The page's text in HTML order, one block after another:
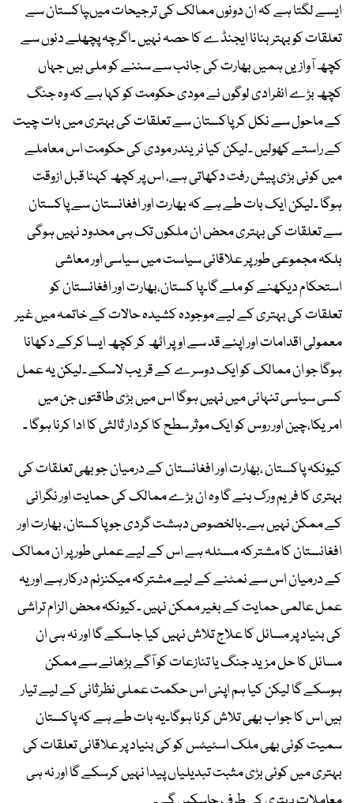
ایسے لگتا ہے کہ ان دونوں ممالک کی ترجیحات میںپاکستان سے
تعلقات کو بہتر بنانا ایجنڈے کا حصہ نہیں ۔اگرچہ پچھلے دنوں سے
کچھ آوازیں ہمیں بھارت کی جانب سے سننے کو ملی ہیں جہاں
کچھ بڑے انفرادی لوگوں نے مودی حکومت کو کہا ہے کہ وہ جنگ
کے ماحول سے نکل کر پاکستان سے تعلقات کی بہتری میں بات چیت
کے راستے کھولیں ۔لیکن کیا نریندر مودی کی حکومت اس معاملے
میں کوئی بڑی پیش رفت دکھاتی ہے، اس پر کچھ کہنا قبل ازوقت
ہوگا ۔لیکن ایک بات طے ہے کہ بھارت اور افغانستان سے پاکستان
سے تعلقات کی بہتری محض ان ملکوں تک ہی محدود نہیں ہوگی
بلکہ مجموعی طور پر علاقائی سیاست میں سیاسی اور معاشی
استحکام دیکھنے کو ملے گا۔پا کستان،بھارت اور افغانستان کو
تعلقات کی بہتری کے لیے موجودہ کشیدہ حالات کے خاتمہ میں غیر
معمولی اقدامات اور اپنے قد سے اوپر اٹھ کر کچھ ایسا کرکے دکھانا
ہوگا جو ان ممالک کو ایک دوسرے کے قریب لاسکے ۔لیکن یہ عمل
کسی سیاسی تنہائی میں نہیں ہوگا اس میں بڑی طاقتوں جن میں
امریکا،چین اور روس کو ایک موثر سطح کا کردار ثالثی کا ادا کرنا ہوگا ۔
کیونکہ پاکستان ،بھارت اور افغانستان کے درمیان جو بھی تعلقات کی
بہتری کا فریم ورک بنے گا وہ ان بڑے ممالک کی حمایت اور نگرانی
کے ممکن نہیں ہے۔بالخصوص دہشت گردی جو پاکستان، بھارت اور
افغانستان کا مشترکہ مسئلہ ہے اس کے لیے عملی طور پر ان ممالک
کے درمیان اس سے نمٹنے کے لیے مشترکہ میکنزئم درکار ہے اور یہ
عمل عالمی حمایت کے بغیر ممکن نہیں ۔کیونکہ محض الزام تراشی
کی بنیاد پر مسائل کا علاج تلاش نہیں کیا جاسکے گا اور نہ ہی ان
مسائل کا حل مزید جنگ یا تنازعات کو آگے بڑھانے سے ممکن
ہوسکے گا لیکن کیا ہم اپنی اس حکمت عملی نظرثانی کے لیے تیار
ہیں اس کا جواب بھی تلاش کرنا ہوگا۔یہ بات طے ہے کہ پاکستان
سمیت کوئی بھی ملک اسٹیٹس کو کی بنیاد پر علاقائی تعلقات کی
بہتری میں کوئی بڑی مثبت تبدیلیاں پیدا نہیں کرسکے گا اور نہ ہی